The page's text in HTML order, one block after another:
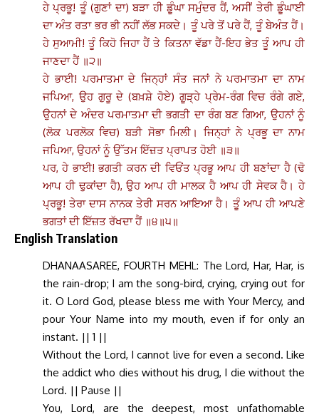
ਹੇ ਪ੍ਰਭੂ! ਤੂੰ (ਗੁਣਾਂ ਦਾ) ਬੜਾ ਹੀ ਡੂੰਘਾ ਸਮੁੰਦਰ ਹੈਂ, ਅਸੀਂ ਤੇਰੀ ਡੂੰਘਾਈ
ਦਾ ਅੰਤ ਰਤਾ ਭਰ ਭੀ ਨਹੀਂ ਲੱਭ ਸਕਦੇ। ਤੂੰ ਪਰੇ ਤੋਂ ਪਰੇ ਹੈਂ, ਤੂੰ ਬੇਅੰਤ ਹੈਂ।
ਹੇ ਸੁਆਮੀ! ਤੂੰ ਕਿਹੋ ਜਿਹਾ ਹੈਂ ਤੇ ਕਿਤਨਾ ਵੱਡਾ ਹੈਂ-ਇਹ ਭੇਤ ਤੂੰ ਆਪ ਹੀ
ਜਾਣਦਾ ਹੈਂ ॥੨॥
ਹੇ ਭਾਈ! ਪਰਮਾਤਮਾ ਦੇ ਜਿਨ੍ਹਾਂ ਸੰਤ ਜਨਾਂ ਨੇ ਪਰਮਾਤਮਾ ਦਾ ਨਾਮ
ਜਪਿਆ, ਉਹ ਗੁਰੂ ਦੇ (ਬਖ਼ਸ਼ੇ ਹੋਏ) ਗੂੜ੍ਹੇ ਪ੍ਰੇਮ-ਰੰਗ ਵਿਚ ਰੰਗੇ ਗਏ,
ਉਹਨਾਂ ਦੇ ਅੰਦਰ ਪਰਮਾਤਮਾ ਦੀ ਭਗਤੀ ਦਾ ਰੰਗ ਬਣ ਗਿਆ, ਉਹਨਾਂ ਨੂੰ
(ਲੋਕ ਪਰਲੋਕ ਵਿਚ) ਬੜੀ ਸੋਭਾ ਮਿਲੀ। ਜਿਨ੍ਹਾਂ ਨੇ ਪ੍ਰਭੂ ਦਾ ਨਾਮ
ਜਪਿਆ, ਉਹਨਾਂ ਨੂੰ ਉੱਤਮ ਇੱਜ਼ਤ ਪ੍ਰਾਪਤ ਹੋਈ ॥੩॥
ਪਰ, ਹੇ ਭਾਈ! ਭਗਤੀ ਕਰਨ ਦੀ ਵਿਓਂਤ ਪ੍ਰਭੂ ਆਪ ਹੀ ਬਣਾਂਦਾ ਹੈ (ਢੋ
ਆਪ ਹੀ ਢੁਕਾਂਦਾ ਹੈ), ਉਹ ਆਪ ਹੀ ਮਾਲਕ ਹੈ ਆਪ ਹੀ ਸੇਵਕ ਹੈ। ਹੇ
ਪ੍ਰਭੂ! ਤੇਰਾ ਦਾਸ ਨਾਨਕ ਤੇਰੀ ਸਰਨ ਆਇਆ ਹੈ। ਤੂੰ ਆਪ ਹੀ ਆਪਣੇ
ਭਗਤਾਂ ਦੀ ਇੱਜ਼ਤ ਰੱਖਦਾ ਹੈਂ ॥੪॥੫॥
English Translation
DHANAASAREE, FOURTH MEHL: The Lord, Har, Har, is
the rain-drop; I am the song-bird, crying, crying out for
it. O Lord God, please bless me with Your Mercy, and
pour Your Name into my mouth, even if for only an
instant. || 1 ||
Without the Lord, I cannot live for even a second. Like
the addict who dies without his drug, I die without the
Lord. || Pause ||
You, Lord, are the deepest, most unfathomable